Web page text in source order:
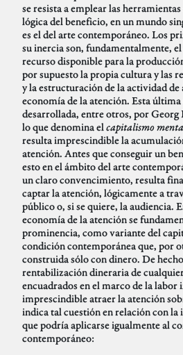
se resista a emplear las
lógica del beneficio, en un mundo
es el del arte contemporáneo. Los
su inercia son, fundamentalmente,
recurso disponible para la
por supuesto la propia cultura y las
y la estructuración de la actividad de
economía de la atención. Esta
desarrollada, entre otros, por Georg
lo que denomina elcapitalismo
resulta imprescindible la
atención. Antes que conseguir un
esto en el ámbito del arte
un claro convencimiento, resulta
captar la atención, lógicamente a
público o, si se quiere, la audiencia.
economía de la atención se
prominencia, como variante del
condición contemporánea que, por
construida sólo con dinero. De
rentabilización dineraria de
encuadrados en el marco de la
imprescindible atraer la atención
indica tal cuestión en relación con
que podría aplicarse igualmente al
contemporáneo: